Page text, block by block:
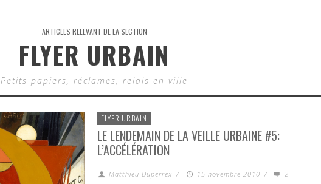
ARTICLES RELEVANT DE LA SECTION
FLYER URBAIN
Petits papiers, réclames, relais en ville
FLYER URBAIN
LE LENDEMAIN DE LA VEILLE URBAINE #5:
L’ACCÉLÉRATION
Matthieu Duperrex / 15 novembre 2010 / 2